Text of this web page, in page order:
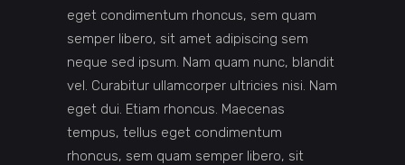
eget condimentum rhoncus, sem quam
semper libero, sit amet adipiscing sem
neque sed ipsum. Nam quam nunc, blandit
vel. Curabitur ullamcorper ultricies nisi. Nam
eget dui. Etiam rhoncus. Maecenas
tempus, tellus eget condimentum
rhoncus, sem quam semper libero, sit